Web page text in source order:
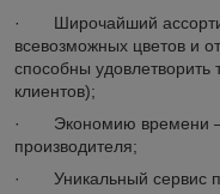
· Широчайший
всевозможных цветов и
способны
клиентов);
· Экономию времени –
производителя;
· Уникальный сервис